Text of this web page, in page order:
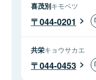
喜茂別キモベツ
044-0201
共栄キョウサカエ
044-0453